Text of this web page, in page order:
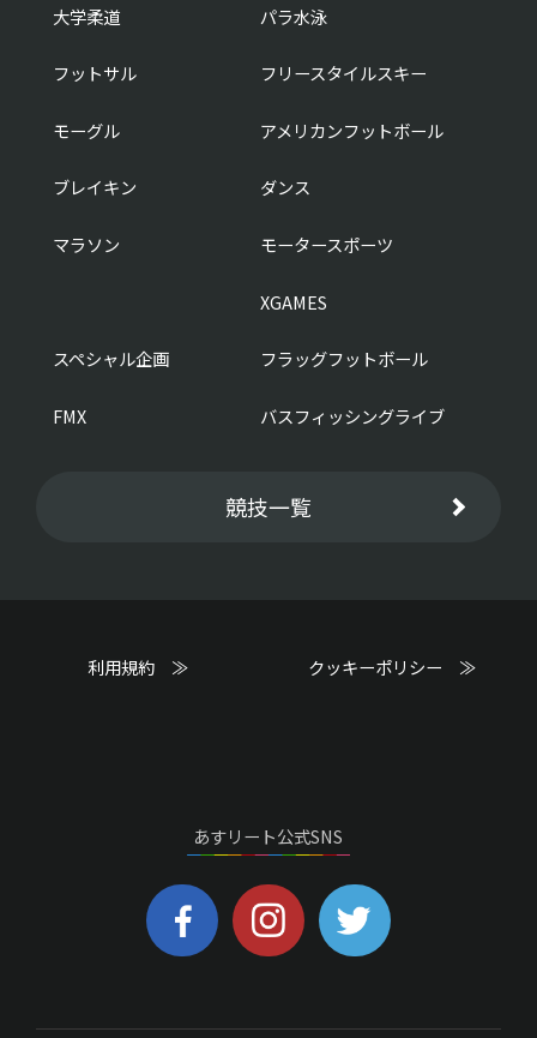
大学柔道 パラ水泳
フットサル フリースタイルスキー
モーグル アメリカンフットボール
ブレイキン ダンス
マラソン モータースポーツ
XGAMES
スペシャル企画 フラッグフットボール
FMX バスフィッシングライブ
競技一覧
利用規約 ≫ クッキーポリシー ≫
あすリート公式SNS